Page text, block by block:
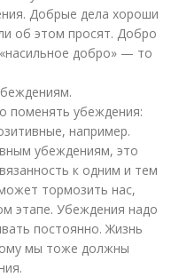
Добрые дела хороши
об этом просят. Добро
добро» — то
поменять убеждения:
например.
убеждениям, это
к одним и тем
тормозить нас,
этапе. Убеждения надо
постоянно. Жизнь
мы тоже должны